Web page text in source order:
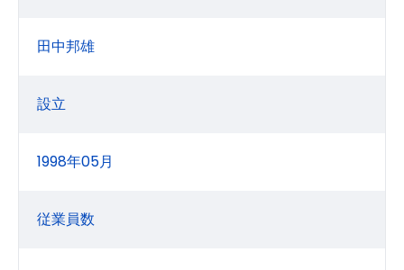
田中邦雄
設立
1998年05月
従業員数